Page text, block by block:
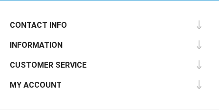
CONTACT INFO
INFORMATION
CUSTOMER SERVICE
MY ACCOUNT